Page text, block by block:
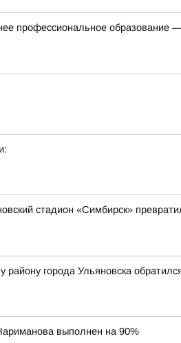
профессиональное образование
стадион «Симбирск»
города Ульяновска
выполнен на 90%